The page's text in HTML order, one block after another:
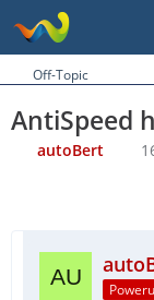
Off-Topic
AntiSpeed
autoBert